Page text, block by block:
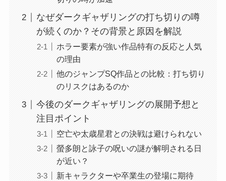
なぜダークギャザリングの打ち切りの噂
が続くのか？その背景と原因を解説
ホラー要素が強い作品特有の反応と人気
の理由
他のジャンプSQ作品との比較：打ち切り
のリスクはあるのか
今後のダークギャザリングの展開予想と
注目ポイント
空亡や太歳星君との決戦は避けられない
螢多朗と詠子の呪いの謎が解明される日
が近い？
新キャラクターや卒業生の登場に期待